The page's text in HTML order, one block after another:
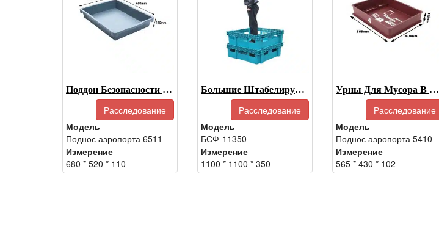
Поддон Безопасности Аэропорта
Расследование
Модель
Поднос аэропорта 6511
Измерение
680 * 520 * 110
Большие Штабелируемые Лотки Для Мучных Червей, Оборудование Для Выращивания Мучных Червей
Расследование
Модель
БСФ-11350
Измерение
1100 * 1100 * 350
Урны Для Мусора В Аэропортах, Урны Для Контроля Безопасности В Аэропортах
Расследование
Модель
Поднос аэропорта 5410
Измерение
565 * 430 * 102